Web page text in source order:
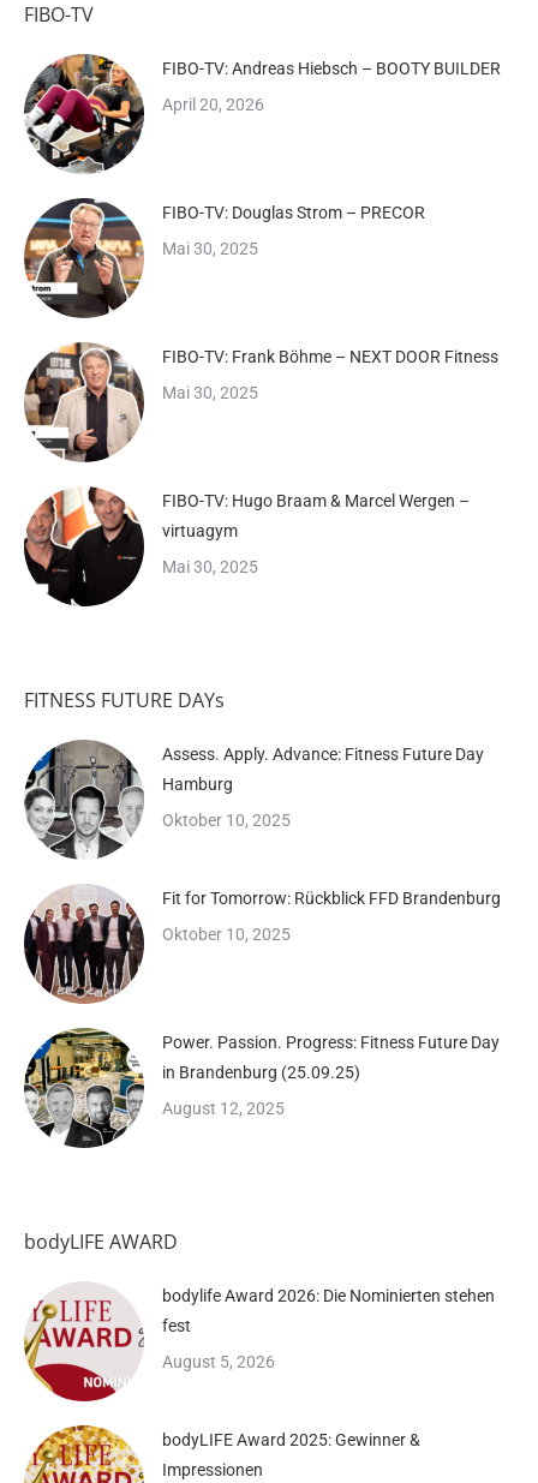
FIBO-TV
FIBO-TV: Andreas Hiebsch – BOOTY BUILDER
April 20, 2026
FIBO-TV: Douglas Strom – PRECOR
Mai 30, 2025
FIBO-TV: Frank Böhme – NEXT DOOR Fitness
Mai 30, 2025
FIBO-TV: Hugo Braam & Marcel Wergen –
virtuagym
Mai 30, 2025
FITNESS FUTURE DAYs
Assess. Apply. Advance: Fitness Future Day
Hamburg
Oktober 10, 2025
Fit for Tomorrow: Rückblick FFD Brandenburg
Oktober 10, 2025
Power. Passion. Progress: Fitness Future Day
in Brandenburg (25.09.25)
August 12, 2025
bodyLIFE AWARD
bodylife Award 2026: Die Nominierten stehen
fest
August 5, 2026
bodyLIFE Award 2025: Gewinner &
Impressionen